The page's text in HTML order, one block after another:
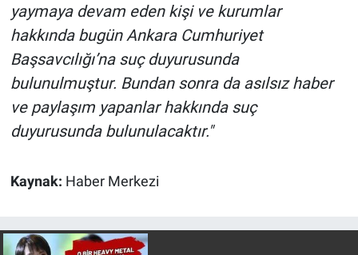
yaymaya devam eden kişi ve kurumlar
hakkında bugün Ankara Cumhuriyet
Başsavcılığı’na suç duyurusunda
bulunulmuştur. Bundan sonra da asılsız haber
ve paylaşım yapanlar hakkında suç
duyurusunda bulunulacaktır."
Kaynak: Haber Merkezi